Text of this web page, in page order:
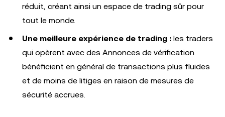
réduit, créant ainsi un espace de trading sûr pour
tout le monde.
Une meilleure expérience de trading : les traders
qui opèrent avec des Annonces de vérification
bénéficient en général de transactions plus fluides
et de moins de litiges en raison de mesures de
sécurité accrues.